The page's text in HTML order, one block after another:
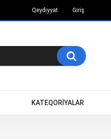
Qeydiyyat Giriş
KATEQORİYALAR